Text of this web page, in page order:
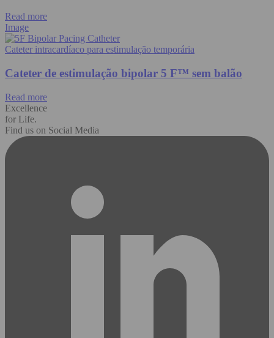
Read more
Image
Cateter intracardíaco para estimulação temporária
Cateter de estimulação bipolar 5 F™ sem balão
Read more
Excellence
for Life.
Find us on Social Media